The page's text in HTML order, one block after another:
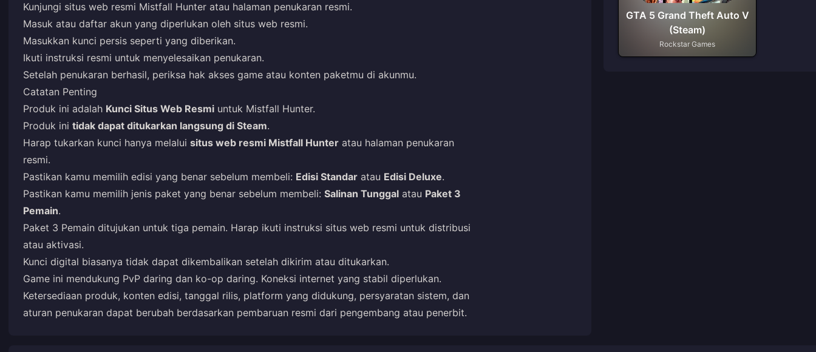
Kunjungi situs web resmi Mistfall Hunter atau halaman penukaran resmi.
Masuk atau daftar akun yang diperlukan oleh situs web resmi.
Masukkan kunci persis seperti yang diberikan.
Ikuti instruksi resmi untuk menyelesaikan penukaran.
Setelah penukaran berhasil, periksa hak akses game atau konten paketmu di akunmu.
Catatan Penting
Produk ini adalah Kunci Situs Web Resmi untuk Mistfall Hunter.
Produk ini tidak dapat ditukarkan langsung di Steam.
Harap tukarkan kunci hanya melalui situs web resmi Mistfall Hunter atau halaman penukaran
resmi.
Pastikan kamu memilih edisi yang benar sebelum membeli: Edisi Standar atau Edisi Deluxe.
Pastikan kamu memilih jenis paket yang benar sebelum membeli: Salinan Tunggal atau Paket 3
Pemain.
Paket 3 Pemain ditujukan untuk tiga pemain. Harap ikuti instruksi situs web resmi untuk distribusi
atau aktivasi.
Kunci digital biasanya tidak dapat dikembalikan setelah dikirim atau ditukarkan.
Game ini mendukung PvP daring dan ko-op daring. Koneksi internet yang stabil diperlukan.
Ketersediaan produk, konten edisi, tanggal rilis, platform yang didukung, persyaratan sistem, dan
aturan penukaran dapat berubah berdasarkan pembaruan resmi dari pengembang atau penerbit.
GTA 5 Grand Theft Auto V
(Steam)
Rockstar Games